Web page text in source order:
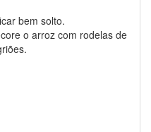
bem solto.
o arroz com rodelas de